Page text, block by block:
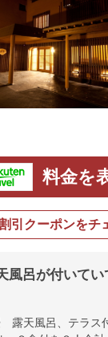
料金を
引クーポンをチ
風呂が付いてい
露天風呂、テラス